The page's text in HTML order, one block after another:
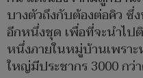
บางตัวถึงกับต้องต่อคิว ซึ่ง
อีกหนึ่งชุด เพื่อที่จะนำไป
หนึ่งภายในหมู่บ้านเพรา
ใหญ่มีประชากร 3000 กว่